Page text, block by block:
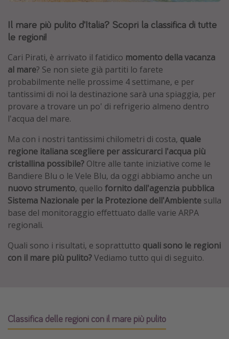
Baleari
Tunisia
Malta
Canarie
Capo Verde
Tipo di vacanza
Vacanze last minute
Vacanze all inclusive
Vacanze estate 2026
Vacanze di Pasqua 2026
Last minute capodanno
Vacanze con bambini
Vacanze al mare
Travel magazine
Il mare più pulito d'Italia? Scopri la classifica di tutte
le regioni!
Cari Pirati, è arrivato il fatidico momento della vacanza
al mare? Se non siete già partiti lo farete
probabilmente nelle prossime 4 settimane, e per
tantissimi di noi la destinazione sarà una spiaggia, per
provare a trovare un po' di refrigerio almeno dentro
l'acqua del mare.
Ma con i nostri tantissimi chilometri di costa, quale
regione italiana scegliere per assicurarci l'acqua più
cristallina possibile? Oltre alle tante iniziative come le
Bandiere Blu o le Vele Blu, da oggi abbiamo anche un
nuovo strumento, quello fornito dall'agenzia pubblica
Sistema Nazionale per la Protezione dell'Ambiente sulla
base del monitoraggio effettuato dalle varie ARPA
regionali.
Quali sono i risultati, e soprattutto quali sono le regioni
con il mare più pulito?Vediamo tutto qui di seguito.
Classifica delle regioni con il mare più pulito